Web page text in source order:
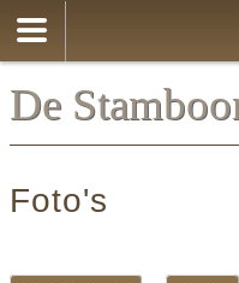
De
Foto's